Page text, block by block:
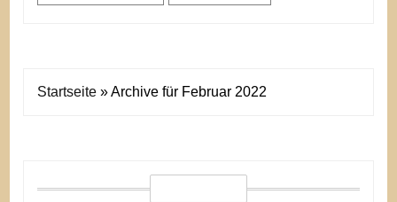
Startseite »Archive für Februar 2022